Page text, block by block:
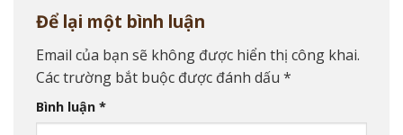
Để lại một bình luận
Email của bạn sẽ không được hiển thị công khai.
Các trường bắt buộc được đánh dấu *
Bình luận *